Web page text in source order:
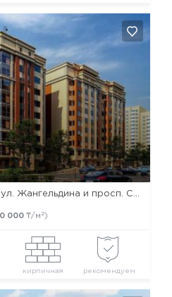
000 ₸/м 2)
кирпичная рекомендуем
Отмена